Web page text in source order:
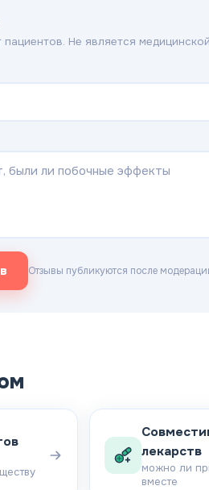
Не является
Отзывы публикуются после
лекарств
можно ли
вместе